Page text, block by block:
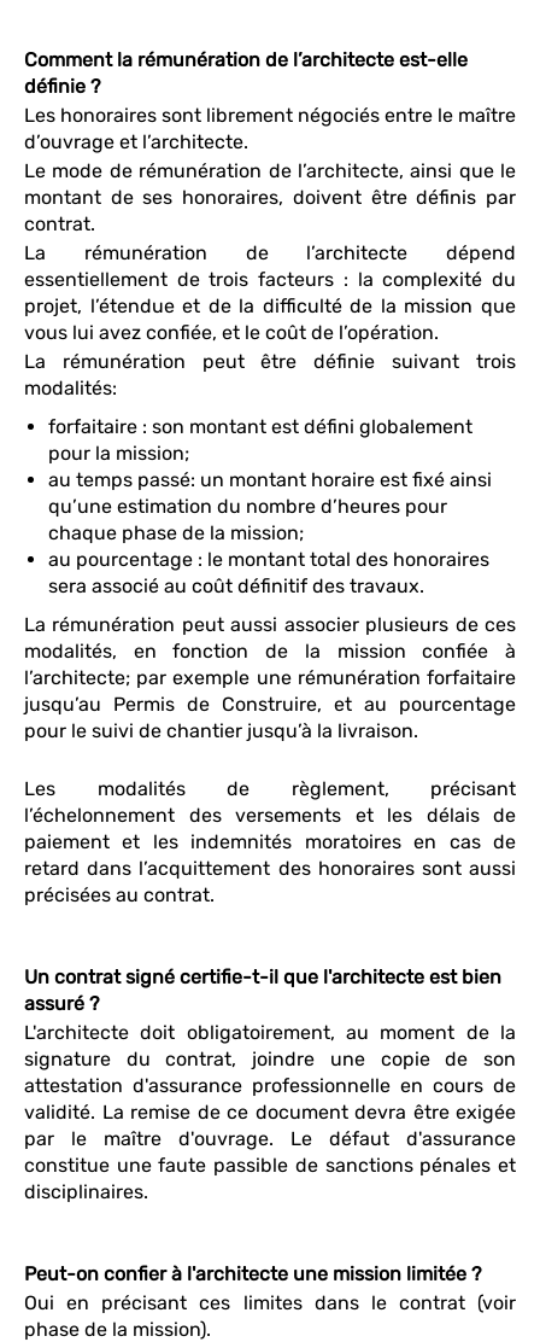
Comment la rémunération de l’architecte est-elle
définie ?
Les honoraires sont librement négociés entre le maître
d’ouvrage et l’architecte.
Le mode de rémunération de l’architecte, ainsi que le
montant de ses honoraires, doivent être définis par
contrat.
La rémunération de l’architecte dépend
essentiellement de trois facteurs : la complexité du
projet, l’étendue et de la difficulté de la mission que
vous lui avez confiée, et le coût de l’opération.
La rémunération peut être définie suivant trois
modalités:
forfaitaire : son montant est défini globalement
pour la mission;
au temps passé: un montant horaire est fixé ainsi
qu’une estimation du nombre d’heures pour
chaque phase de la mission;
au pourcentage : le montant total des honoraires
sera associé au coût définitif des travaux.
La rémunération peut aussi associer plusieurs de ces
modalités, en fonction de la mission confiée à
l’architecte; par exemple une rémunération forfaitaire
jusqu’au Permis de Construire, et au pourcentage
pour le suivi de chantier jusqu’à la livraison.
Les modalités de règlement, précisant
l’échelonnement des versements et les délais de
paiement et les indemnités moratoires en cas de
retard dans l’acquittement des honoraires sont aussi
précisées au contrat.
Un contrat signé certifie-t-il que l'architecte est bien
assuré ?
L'architecte doit obligatoirement, au moment de la
signature du contrat, joindre une copie de son
attestation d'assurance professionnelle en cours de
validité. La remise de ce document devra être exigée
par le maître d'ouvrage. Le défaut d'assurance
constitue une faute passible de sanctions pénales et
disciplinaires.
Peut-on confier à l'architecte une mission limitée ?
Oui en précisant ces limites dans le contrat (voir
phase de la mission).